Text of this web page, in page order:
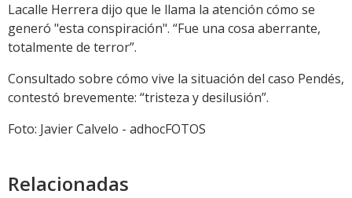
Lacalle Herrera dijo que le llama la atención cómo se
generó "esta conspiración". “Fue una cosa aberrante,
totalmente de terror”.
Consultado sobre cómo vive la situación del caso Pendés,
contestó brevemente: “tristeza y desilusión”.
Foto: Javier Calvelo - adhocFOTOS
Relacionadas